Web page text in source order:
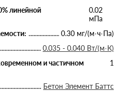
линейной
0.02
мПа
0.30 мг/(м·ч·Па)
0.035 - 0.040 Вт/(м·К)
и частичном
1
Бетон Элемент Баттс